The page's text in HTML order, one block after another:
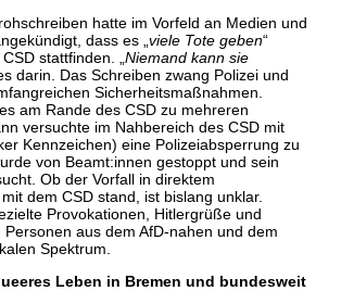
hatte im Vorfeld an Medien und
dass es „ viele Tote geben“
stattfinden. „ Niemand kann sie
darin. Das Schreiben zwang Polizei und
Sicherheitsmaßnahmen.
am Rande des CSD zu mehreren
versuchte im Nahbereich des CSD mit
Kennzeichen) eine Polizeiabsperrung zu
von Beamt:innen gestoppt und sein
Ob der Vorfall in direktem
dem CSD stand, ist bislang unklar.
Provokationen, Hitlergrüße und
aus dem AfD-nahen und dem
Spektrum.
Leben in Bremen und bundesweit